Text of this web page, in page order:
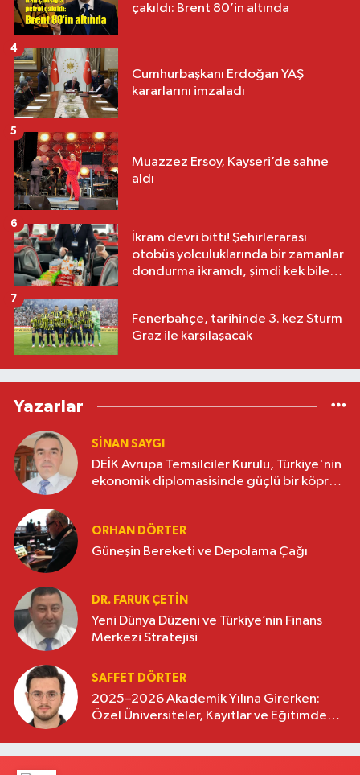
çakıldı: Brent 80’in altında
Cumhurbaşkanı Erdoğan YAŞ
kararlarını imzaladı
4
Muazzez Ersoy, Kayseri’de sahne
aldı
5
İkram devri bitti! Şehirlerarası
otobüs yolculuklarında bir zamanlar
dondurma ikramdı, şimdi kek bile
6
Fenerbahçe, tarihinde 3. kez Sturm
Graz ile karşılaşacak
7
Yazarlar
SINAN SAYGI
DEİK Avrupa Temsilciler Kurulu, Türkiye'nin
ekonomik diplomasisinde güçlü bir köprü
ORHAN DÖRTER
Güneşin Bereketi ve Depolama Çağı
DR. FARUK ÇETİN
Yeni Dünya Düzeni ve Türkiye’nin Finans
Merkezi Stratejisi
SAFFET DÖRTER
2025–2026 Akademik Yılına Girerken:
Özel Üniversiteler, Kayıtlar ve Eğitimde